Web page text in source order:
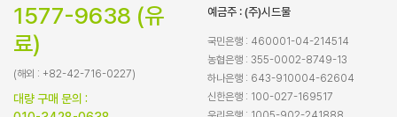
1577-9638 (유
료)
(해외 : +82-42-716-0227)
대량 구매 문의 :
예금주 : (주)시드물
국민은행 : 460001-04-214514
농협은행 : 355-0002-8749-13
하나은행 : 643-910004-62604
신한은행 : 100-027-169517